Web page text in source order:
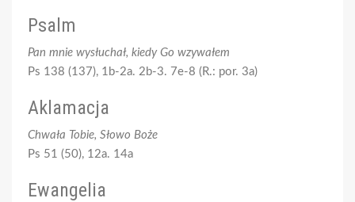
Psalm
Pan mnie wysłuchał, kiedy Go wzywałem
Ps 138 (137), 1b-2a. 2b-3. 7e-8 (R.: por. 3a)
Aklamacja
Chwała Tobie, Słowo Boże
Ps 51 (50), 12a. 14a
Ewangelia